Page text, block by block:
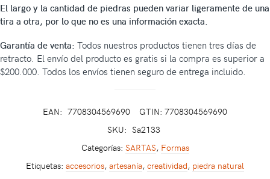
El largo y la cantidad de piedras pueden variar ligeramente de una
tira a otra, por lo que no es una información exacta.
Garantía de venta: Todos nuestros productos tienen tres días de
retracto. El envío del producto es gratis si la compra es superior a
$200.000. Todos los envíos tienen seguro de entrega incluido.
EAN: 7708304569690
GTIN: 7708304569690
SKU: Sa2133
Categorías: SARTAS, Formas
Etiquetas: accesorios, artesanía, creatividad, piedra natural